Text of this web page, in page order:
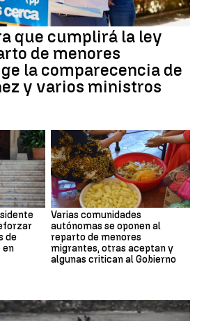
que cumplirá la ley
de menores
la comparecencia de
y varios ministros
de
en
Varias comunidades
autónomas se oponen al
reparto de menores
migrantes, otras aceptan y
algunas critican al Gobierno